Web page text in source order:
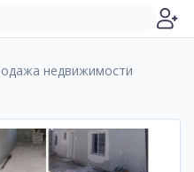
недвижимости